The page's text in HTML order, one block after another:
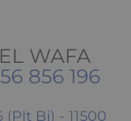
WAFA
856 196
Bj) - 11500